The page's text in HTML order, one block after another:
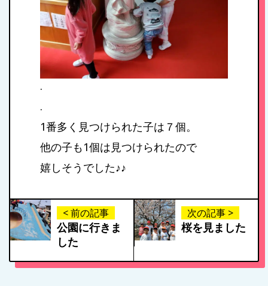
.
.
1番多く見つけられた子は７個。
他の子も1個は見つけられたので
嬉しそうでした♪︎♪︎
< 前の記事
公園に行きま
した
次の記事 >
桜を見ました